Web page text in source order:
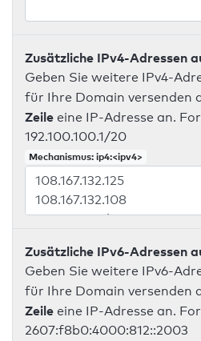
Zusätzliche IPv4-Adressen
Geben Sie weitere IPv4-
für Ihre Domain versenden
Zeile eine IP-Adresse an.
192.100.100.1/20
Mechanismus: ip4:<ipv4>
Zusätzliche IPv6-Adressen
Geben Sie weitere IPv6-
für Ihre Domain versenden
Zeile eine IP-Adresse an.
2607:f8b0:4000:812::2003